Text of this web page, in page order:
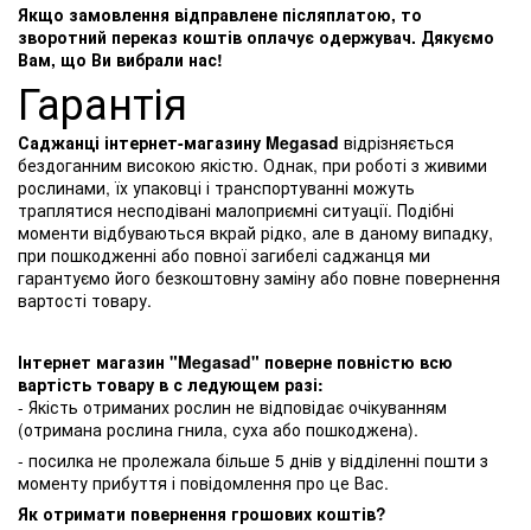
Якщо замовлення відправлене післяплатою, то
зворотний переказ коштів оплачує одержувач. Дякуємо
Вам, що Ви вибрали нас!
Гарантія
Саджанці інтернет-магазину Megasad відрізняється
бездоганним високою якістю. Однак, при роботі з живими
рослинами, їх упаковці і транспортуванні можуть
траплятися несподівані малоприємні ситуації. Подібні
моменти відбуваються вкрай рідко, але в даному випадку,
при пошкодженні або повної загибелі саджанця ми
гарантуємо його безкоштовну заміну або повне повернення
вартості товару.
Інтернет магазин "Megasad" поверне повністю всю
вартість товару в с ледующем разі:
- Якість отриманих рослин не відповідає очікуванням
(отримана рослина гнила, суха або пошкоджена).
- посилка не пролежала більше 5 днів у відділенні пошти з
моменту прибуття і повідомлення про це Вас.
Як отримати повернення грошових коштів?